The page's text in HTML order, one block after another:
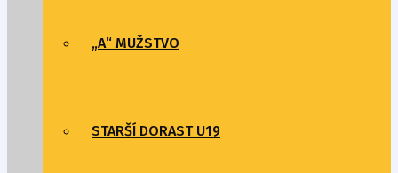
„A“ MUŽSTVO
STARŠÍ DORAST U19